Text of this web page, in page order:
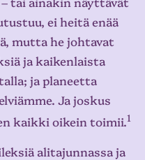
ei heitä enää
mutta he johtavat
ja kaikenlaista
ja planeetta
Ja joskus
kaikki oikein toimii.1
alitajunnassa ja